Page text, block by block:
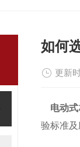
如何
更新
电动
验标准